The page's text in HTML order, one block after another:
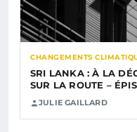
CHANGEMENTS
SRI LANKA : À LA
SUR LA ROUTE –
JULIE GAILLARD